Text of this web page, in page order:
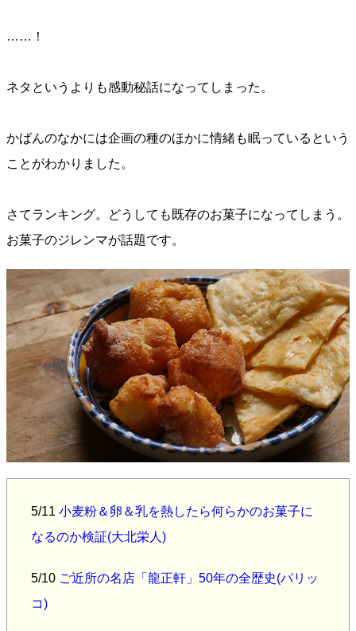
……！
ネタというよりも感動秘話になってしまった。
かばんのなかには企画の種のほかに情緒も眠っているという
ことがわかりました。
さてランキング。どうしても既存のお菓子になってしまう。
お菓子のジレンマが話題です。
5/11 小麦粉＆卵＆乳を熱したら何らかのお菓子に
なるのか検証(大北栄人)
5/10 ご近所の名店「龍正軒」50年の全歴史(パリッ
コ)